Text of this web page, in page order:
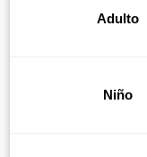
Adulto
Niño